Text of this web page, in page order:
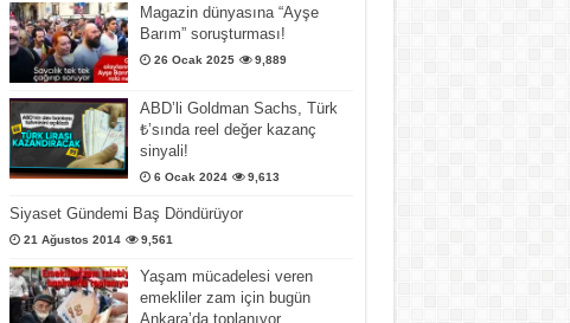
Magazin dünyasına “Ayşe
Barım” soruşturması!
26 Ocak 2025 9,889
ABD’li Goldman Sachs, Türk
₺’sında reel değer kazanç
sinyali!
6 Ocak 2024 9,613
Siyaset Gündemi Baş Döndürüyor
21 Ağustos 2014 9,561
Yaşam mücadelesi veren
emekliler zam için bugün
Ankara’da toplanıyor